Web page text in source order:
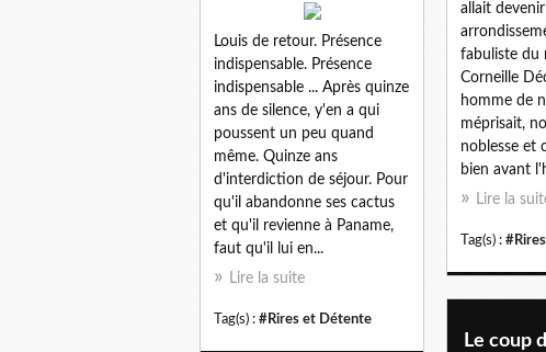
allait
fabuliste du
Corneille
homme de
méprisait,
noblesse et
bien avant
Lire la
Tag(s) :
Louis de retour. Présence
indispensable. Présence
indispensable ... Après quinze
ans de silence, y'en a qui
poussent un peu quand
même. Quinze ans
d'interdiction de séjour. Pour
qu'il abandonne ses cactus
et qu'il revienne à Paname,
faut qu'il lui en...
Lire la suite
Tag(s) : #Rires et Détente
Le coup